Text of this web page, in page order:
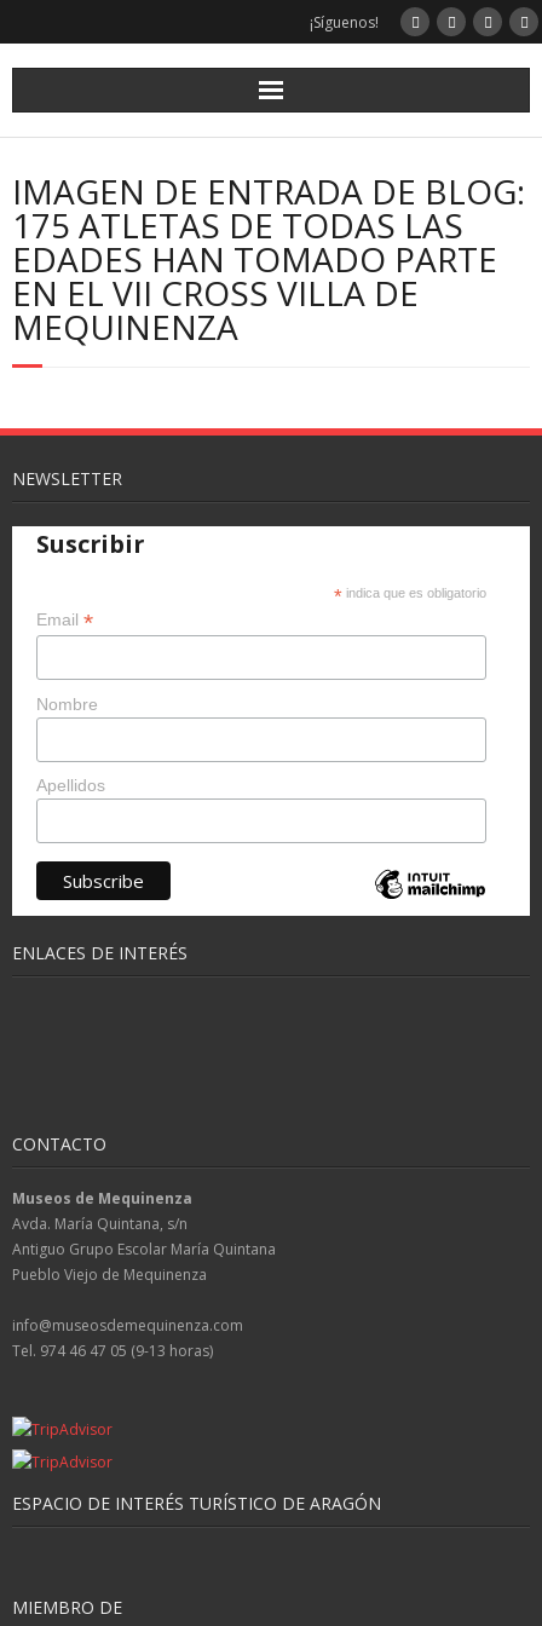
¡Síguenos!
IMAGEN DE ENTRADA DE BLOG:
175 ATLETAS DE TODAS LAS
EDADES HAN TOMADO PARTE
EN EL VII CROSS VILLA DE
MEQUINENZA
NEWSLETTER
Suscribir
* indica que es obligatorio
Email *
Nombre
Apellidos
ENLACES DE INTERÉS
CONTACTO
Museos de Mequinenza
Avda. María Quintana, s/n
Antiguo Grupo Escolar María Quintana
Pueblo Viejo de Mequinenza
info@museosdemequinenza.com
Tel. 974 46 47 05 (9-13 horas)
ESPACIO DE INTERÉS TURÍSTICO DE ARAGÓN
MIEMBRO DE